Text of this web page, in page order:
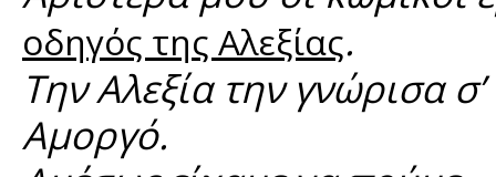
οδηγός της Αλεξίας.
Την Αλεξία την γνώρισα
Αμοργό.